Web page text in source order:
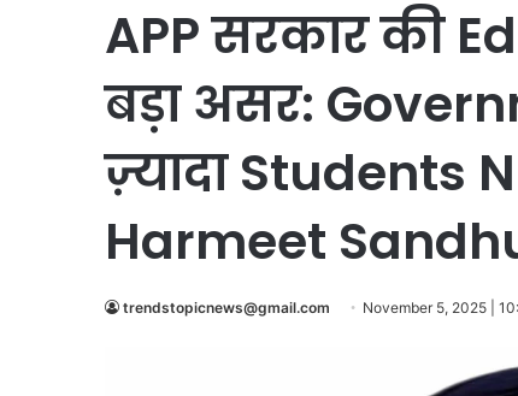
APP सरकार की
बड़ा असर:
ज़्यादा Students
Harmeet
trendstopicnews@gmail.com November 5, 2025 |